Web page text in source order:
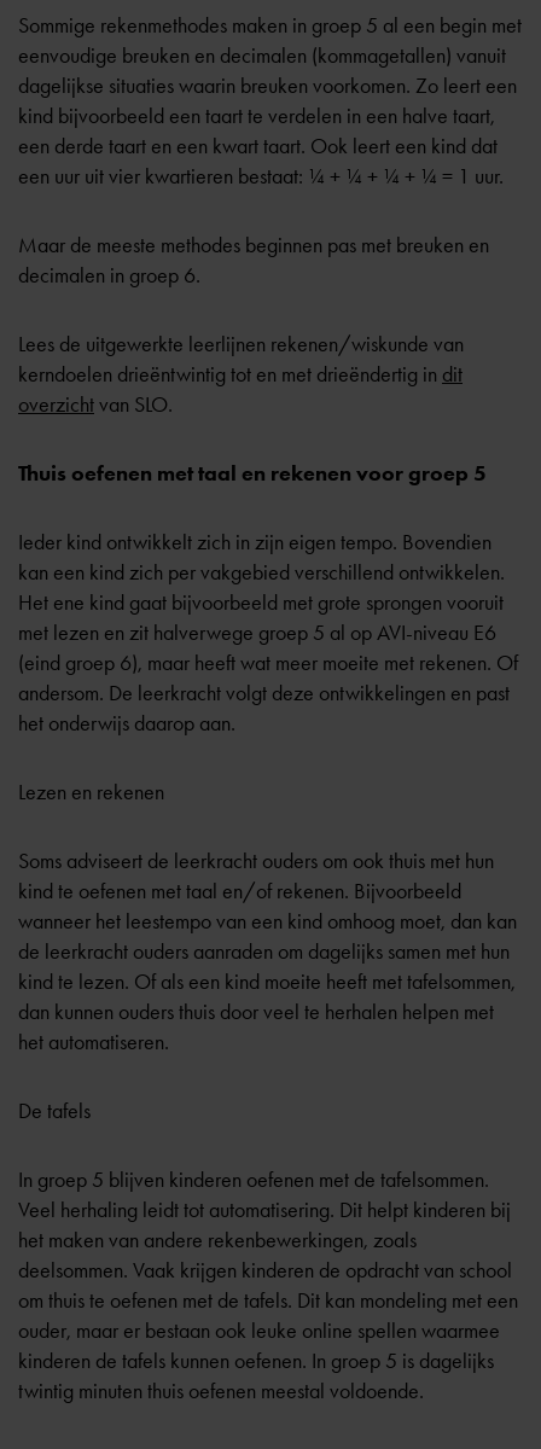
Sommige rekenmethodes maken in groep 5 al een begin met
eenvoudige breuken en decimalen (kommagetallen) vanuit
dagelijkse situaties waarin breuken voorkomen. Zo leert een
kind bijvoorbeeld een taart te verdelen in een halve taart,
een derde taart en een kwart taart. Ook leert een kind dat
een uur uit vier kwartieren bestaat: ¼ + ¼ + ¼ + ¼ = 1 uur.
Maar de meeste methodes beginnen pas met breuken en
decimalen in groep 6.
Lees de uitgewerkte leerlijnen rekenen/wiskunde van
kerndoelen drieëntwintig tot en met drieëndertig in dit
overzichtvan SLO.
Thuis oefenen met taal en rekenen voor groep 5
Ieder kind ontwikkelt zich in zijn eigen tempo. Bovendien
kan een kind zich per vakgebied verschillend ontwikkelen.
Het ene kind gaat bijvoorbeeld met grote sprongen vooruit
met lezen en zit halverwege groep 5 al op AVI-niveau E6
(eind groep 6), maar heeft wat meer moeite met rekenen. Of
andersom. De leerkracht volgt deze ontwikkelingen en past
het onderwijs daarop aan.
Lezen en rekenen
Soms adviseert de leerkracht ouders om ook thuis met hun
kind te oefenen met taal en/of rekenen. Bijvoorbeeld
wanneer het leestempo van een kind omhoog moet, dan kan
de leerkracht ouders aanraden om dagelijks samen met hun
kind te lezen. Of als een kind moeite heeft met tafelsommen,
dan kunnen ouders thuis door veel te herhalen helpen met
het automatiseren.
De tafels
In groep 5 blijven kinderen oefenen met de tafelsommen.
Veel herhaling leidt tot automatisering. Dit helpt kinderen bij
het maken van andere rekenbewerkingen, zoals
deelsommen. Vaak krijgen kinderen de opdracht van school
om thuis te oefenen met de tafels. Dit kan mondeling met een
ouder, maar er bestaan ook leuke online spellen waarmee
kinderen de tafels kunnen oefenen. In groep 5 is dagelijks
twintig minuten thuis oefenen meestal voldoende.